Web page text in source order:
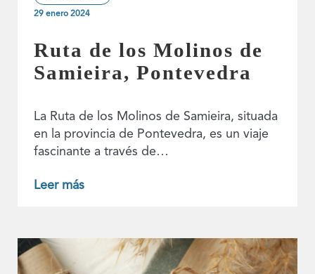
29 enero 2024
Ruta de los Molinos de
Samieira, Pontevedra
La Ruta de los Molinos de Samieira, situada
en la provincia de Pontevedra, es un viaje
fascinante a través de…
Leer más